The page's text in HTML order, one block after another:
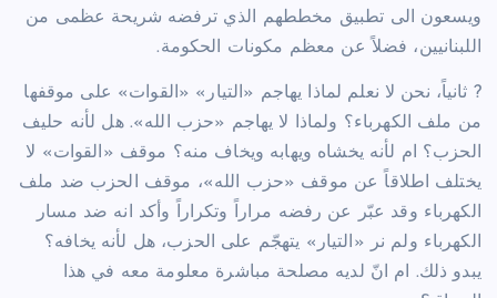
ويسعون الى تطبيق مخططهم الذي ترفضه شريحة عظمى من
اللبنانيين، فضلاً عن معظم مكونات الحكومة.
? ثانياً، نحن لا نعلم لماذا يهاجم «التيار» «القوات» على موقفها
من ملف الكهرباء؟ ولماذا لا يهاجم «حزب الله». هل لأنه حليف
الحزب؟ ام لأنه يخشاه ويهابه ويخاف منه؟ موقف «القوات» لا
يختلف اطلاقاً عن موقف «حزب الله»، موقف الحزب ضد ملف
الكهرباء وقد عبّر عن رفضه مراراً وتكراراً وأكد انه ضد مسار
الكهرباء ولم نر «التيار» يتهجّم على الحزب، هل لأنه يخافه؟
يبدو ذلك. ام انّ لديه مصلحة مباشرة معلومة معه في هذا